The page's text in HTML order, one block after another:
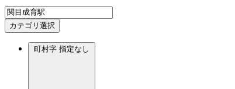
カテゴリ選択
町村字 指定なし